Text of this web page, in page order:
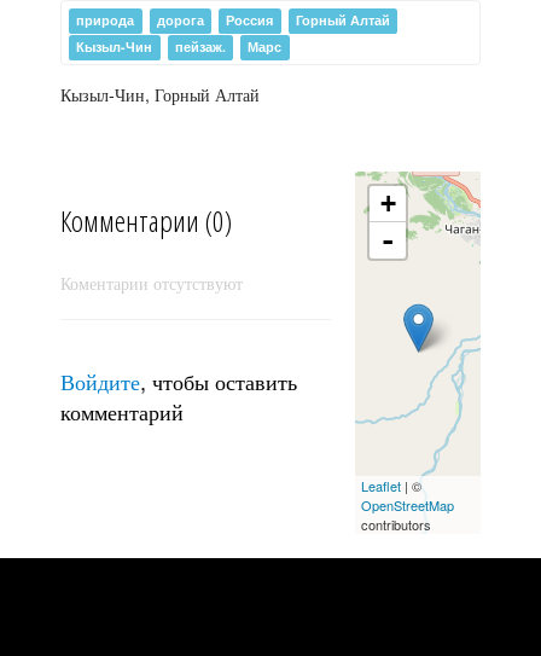
Дикий, дикий ... но не запад
природа дорога Россия
Горный Алтай
Кызыл-Чин
пейзаж. Марс
Кызыл-Чин, Горный Алтай
Комментарии (0)
Коментарии отсутствуют
Войдите, чтобы оставить
комментарий
+
-
Leaflet| ©
OpenStreetMap
contributors